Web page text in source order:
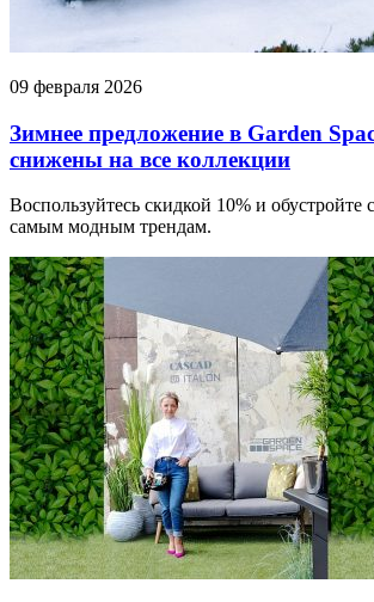
09 февраля 2026
Зимнее предложение в Garden
снижены на все коллекции
Воспользуйтесь скидкой 10% и обустройте
самым модным трендам.